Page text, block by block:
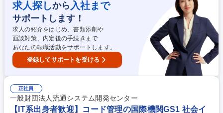
≪出張について≫国内外あり（台湾・中国・韓国・欧州など）※基本短期
出張です。 募集職種 TASMIT【滋賀/営業】◆東レグループで安定/リモー
ト可/年休121日【WEB面接可】
求人探しから 入社まで
サポートします！
求人の紹介をはじめ、書類添削や
面談対策、内定後の手続きまで
あなたの転職活動をサポートします。
登録してサポートを受ける
正社員
一般財団法人流通システム開発センター
【IT系出身者歓迎】コード管理の国際機関GS1 社会イ